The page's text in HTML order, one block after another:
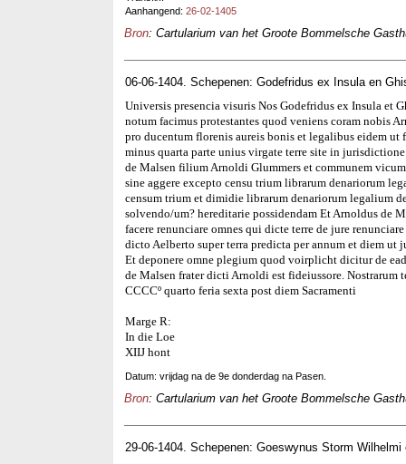
Aanhangend: 26-02-1405
Bron: Cartularium van het Groote Bommelsche
06-06-1404. Schepenen: Godefridus ex Insula en
Universis presencia visuris Nos Godefridus ex Insula et
notum facimus protestantes quod veniens coram nobis
pro ducentum florenis aureis bonis et legalibus eidem
minus quarta parte unius virgate terre site in
de Malsen filium Arnoldi Glummers et communem
sine aggere excepto censu trium librarum denariorum
censum trium et dimidie librarum denariorum legalium
solvendo/um? hereditarie possidendam Et Arnoldus de
facere renunciare omnes qui dicte terre de jure
dicto Aelberto super terra predicta per annum et diem ut
Et deponere omne plegium quod voirplicht dicitur de
de Malsen frater dicti Arnoldi est fideiussore.
CCCCº quarto feria sexta post diem Sacramenti
Marge R:
In die Loe
XIIJ hont
Datum: vrijdag na de 9e donderdag na Pasen.
Bron: Cartularium van het Groote Bommelsche
29-06-1404. Schepenen: Goeswynus Storm